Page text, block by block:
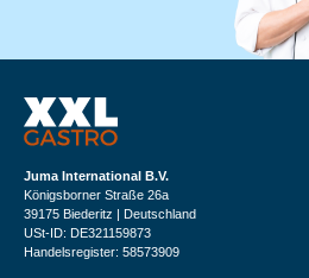
Juma International B.V.
Königsborner Straße 26a
39175 Biederitz | Deutschland
USt-ID: DE321159873
Handelsregister: 58573909